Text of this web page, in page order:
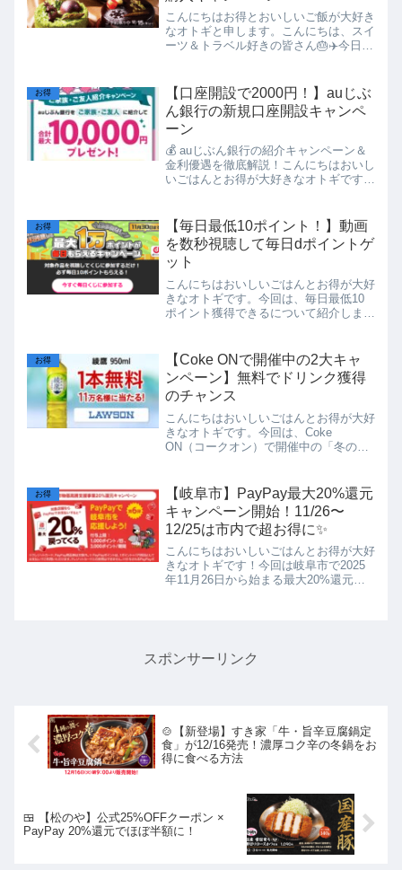
こんにちはお得とおいしいご飯が大好き
なオトギと申します。こんにちは、スイ
ーツ＆トラベル好きの皆さん🎂✈️今日
て、 クリスマスケーキ予約でポイント8
倍＋ホテル宿泊券に交換...
お得
【口座開設で2000円！】auじぶ
ん銀行の新規口座開設キャンペ
ーン
💰 auじぶん銀行の紹介キャンペーン＆
金利優遇を徹底解説！こんにちはおいし
いごはんとお得が大好きなオトギです！
通預金金利のプレミアム優遇について紹
介します。新規口座開設...
お得
【毎日最低10ポイント！】動画
を数秒視聴して毎日dポイントゲ
ット
こんにちはおいしいごはんとお得が大好
きなオトギです。今回は、毎日最低10
ポイント獲得できるについて紹介しま
ポイントGET！キャンペーンのポイン
ト 毎日くじに参加す...
お得
【Coke ONで開催中の2大キャ
ンペーン】無料でドリンク獲得
のチャンス
こんにちはおいしいごはんとお得が大好
きなオトギです。今回は、Coke
ON（コークオン）で開催中の「冬のキ
てご紹介します！そもそもCoke ONと
は？Coke ON（コ...
お得
【岐阜市】PayPay最大20%還元
キャンペーン開始！11/26〜
12/25は市内で超お得に✨
こんにちはおいしいごはんとお得が大好
きなオトギです！今回は岐阜市で2025
年11月26日から始まる最大20%還元の
スポンサーリンク
🍲【新登場】すき家「牛・旨辛豆腐鍋定
食」が12/16発売！濃厚コク辛の冬鍋をお
得に食べる方法
🍱 【松のや】公式25%OFFクーポン ×
PayPay 20%還元でほぼ半額に！